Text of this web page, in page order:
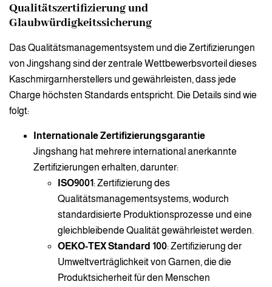
Qualitätszertifizierung und
Glaubwürdigkeitssicherung
Das Qualitätsmanagementsystem und die Zertifizierungen
von Jingshang sind der zentrale Wettbewerbsvorteil dieses
Kaschmirgarnherstellers und gewährleisten, dass jede
Charge höchsten Standards entspricht. Die Details sind wie
folgt:
Internationale Zertifizierungsgarantie
Jingshang hat mehrere international anerkannte
Zertifizierungen erhalten, darunter:
ISO9001: Zertifizierung des
Qualitätsmanagementsystems, wodurch
standardisierte Produktionsprozesse und eine
gleichbleibende Qualität gewährleistet werden.
OEKO-TEX Standard 100: Zertifizierung der
Umweltverträglichkeit von Garnen, die die
Produktsicherheit für den Menschen